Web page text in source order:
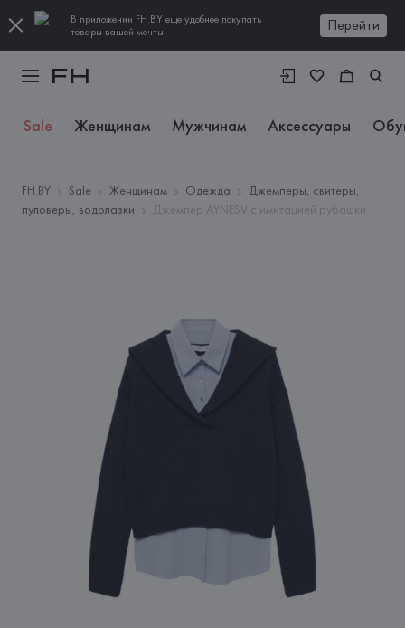
В приложении FH.BY еще удобнее покупать
товары вашей мечты
Перейти
Sale Женщинам Мужчинам Аксессуары
FH.BY Sale Женщинам Одежда
Джемперы, свитеры,
пуловеры, водолазки
Джемпер AYNESV с имитацией рубашки